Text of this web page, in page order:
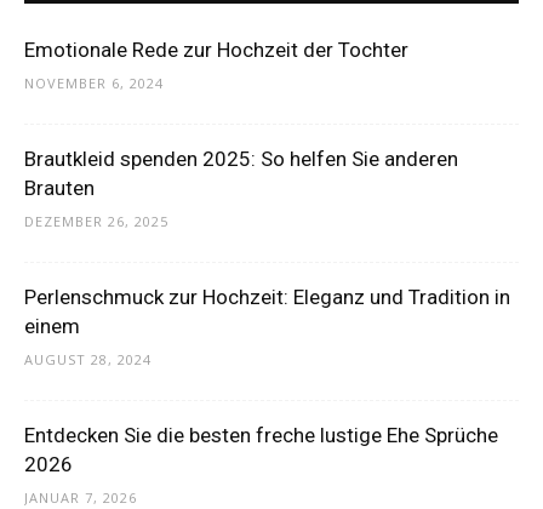
Emotionale Rede zur Hochzeit der Tochter
NOVEMBER 6, 2024
Brautkleid spenden 2025: So helfen Sie anderen
Brauten
DEZEMBER 26, 2025
Perlenschmuck zur Hochzeit: Eleganz und Tradition in
einem
AUGUST 28, 2024
Entdecken Sie die besten freche lustige Ehe Sprüche
2026
JANUAR 7, 2026